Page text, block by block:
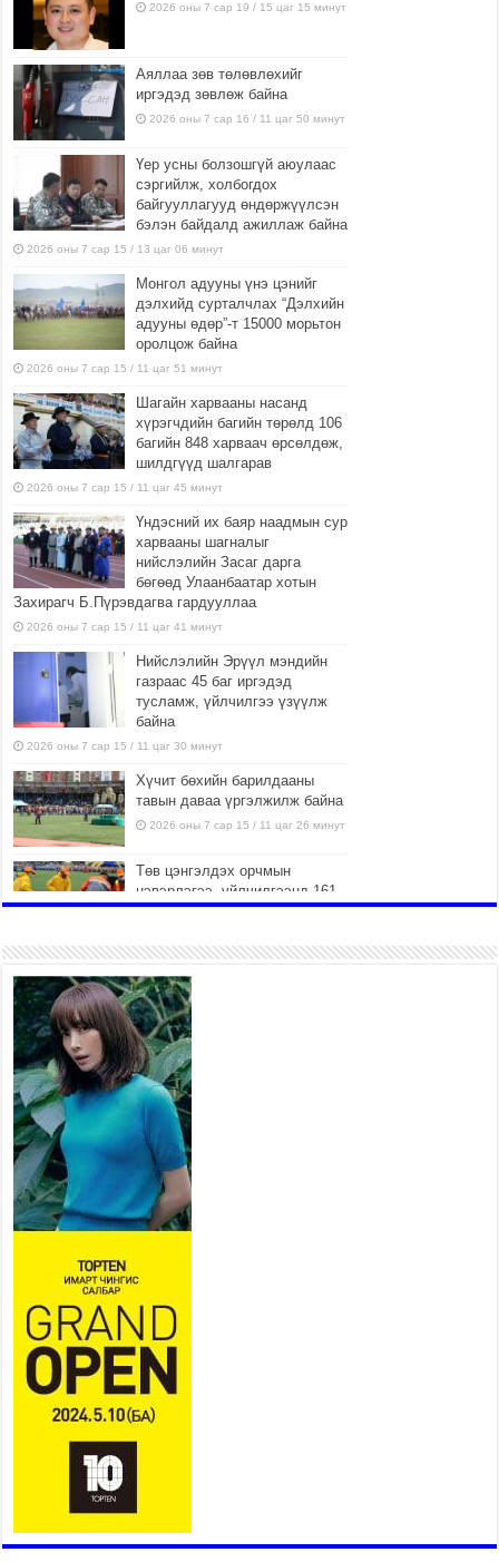
2026 оны 7 сар 19 / 15 цаг 15 минут
Аяллаа зөв төлөвлөхийг
иргэдэд зөвлөж байна
2026 оны 7 сар 16 / 11 цаг 50 минут
Үер усны болзошгүй аюулаас
сэргийлж, холбогдох
байгууллагууд өндөржүүлсэн
бэлэн байдалд ажиллаж байна
2026 оны 7 сар 15 / 13 цаг 06 минут
Монгол адууны үнэ цэнийг
дэлхийд сурталчлах “Дэлхийн
адууны өдөр”-т 15000 морьтон
оролцож байна
2026 оны 7 сар 15 / 11 цаг 51 минут
Шагайн харвааны насанд
хүрэгчдийн багийн төрөлд 106
багийн 848 харваач өрсөлдөж,
шилдгүүд шалгарав
2026 оны 7 сар 15 / 11 цаг 45 минут
Үндэсний их баяр наадмын сур
харвааны шагналыг
нийслэлийн Засаг дарга
бөгөөд Улаанбаатар хотын
Захирагч Б.Пүрэвдагва гардууллаа
2026 оны 7 сар 15 / 11 цаг 41 минут
Нийслэлийн Эрүүл мэндийн
газраас 45 баг иргэдэд
тусламж, үйлчилгээ үзүүлж
байна
2026 оны 7 сар 15 / 11 цаг 30 минут
Хүчит бөхийн барилдааны
тавын даваа үргэлжилж байна
2026 оны 7 сар 15 / 11 цаг 26 минут
Төв цэнгэлдэх орчмын
цэвэрлэгээ, үйлчилгээнд 161
ажилтан, 27 техниктэй
2026 оны 7 сар 15 / 11 цаг 22 минут
Наадмын амралтын өдрүүдэд
нийслэлийн эрүүл мэндийн
байгууллагууд дараах
хуваарийн дагуу ажиллана
2026 оны 7 сар 15 / 11 цаг 18 минут
Үндэсний их баяр наадам
эхэллээ
2026 оны 7 сар 15 / 11 цаг 14 минут
Үер усны аюулаас сэргийлж, нийслэлийн Онцгой
байдлын газрын 162 алба хаагч үүрэг гүйцэтгэж
2026 оны 7 сар 15 / 11 цаг 07 минут
Үндэсний их сурын харваанд 850 харваач цэц
мэргэнээ сорьж байна
2026 оны 7 сар 15 / 11 цаг 03 минут
Төв цэнгэлдэхийн эргэн тойронд
2026 оны 7 сар 15 / 10 цаг 58 минут
Үндэсний их баяр наадмын шагайн харваа
насанд хүрэгчдийн багийн харваагаар
үргэлжилж байна
2026 оны 7 сар 15 / 10 цаг 52 минут
Үндэсний их баяр наадмын хүчит бөхийн